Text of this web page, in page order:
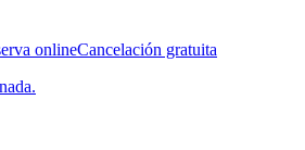
onlineCancelación gratuita